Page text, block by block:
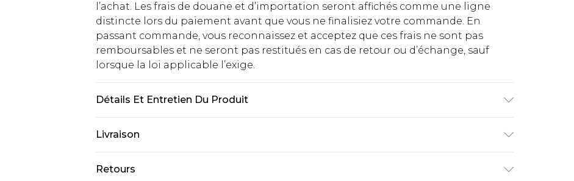
l’achat. Les frais de douane et d’importation seront affichés comme une ligne
distincte lors du paiement avant que vous ne finalisiez votre commande. En
passant commande, vous reconnaissez et acceptez que ces frais ne sont pas
remboursables et ne seront pas restitués en cas de retour ou d’échange, sauf
lorsque la loi applicable l’exige.
Détails Et Entretien Du Produit
Livraison
Livraison standard France
€2.99
Retours